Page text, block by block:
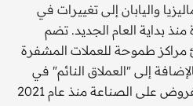
واليابان إلى تغييرات في
بداية العام الجديد. تضم
مراكز طموحة للعملات المشفرة
إلى "العملاق النائم" في
الصين، حيث أدى الحظر المفروض على الصناعة منذ عام 2021